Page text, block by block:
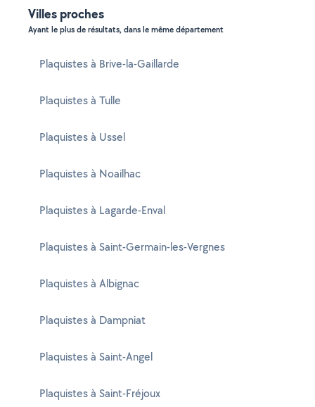
Villes proches
Ayant le plus de résultats, dans le même département
Plaquistes à Brive-la-Gaillarde
Plaquistes à Tulle
Plaquistes à Ussel
Plaquistes à Noailhac
Plaquistes à Lagarde-Enval
Plaquistes à Saint-Germain-les-Vergnes
Plaquistes à Albignac
Plaquistes à Dampniat
Plaquistes à Saint-Angel
Plaquistes à Saint-Fréjoux